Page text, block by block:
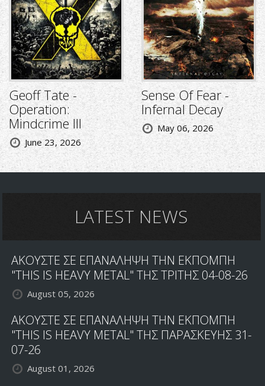
Geoff Tate -
Operation:
Mindcrime III
June 23, 2026
Sense Of Fear -
Infernal Decay
May 06, 2026
LATEST NEWS
ΑΚΟΥΣΤΕ ΣΕ ΕΠΑΝΑΛΗΨΗ ΤΗΝ ΕΚΠΟΜΠΗ
"THIS IS HEAVY METAL" ΤΗΣ ΤΡΙΤΗΣ 04-08-26
August 05, 2026
ΑΚΟΥΣΤΕ ΣΕ ΕΠΑΝΑΛΗΨΗ ΤΗΝ ΕΚΠΟΜΠΗ
"THIS IS HEAVY METAL" ΤΗΣ ΠΑΡΑΣΚΕΥΗΣ 31-
07-26
August 01, 2026